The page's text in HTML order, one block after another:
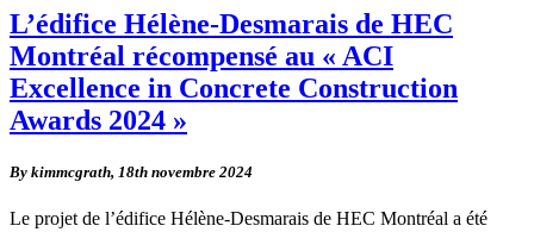
L’édifice Hélène-Desmarais de HEC
Montréal récompensé au « ACI
Excellence in Concrete Construction
Awards 2024 »
By kimmcgrath, 18th novembre 2024
Le projet de l’édifice Hélène-Desmarais de HEC Montréal a été